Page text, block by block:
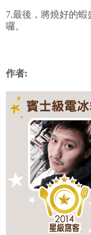
7.最後，將燒好的
囉。
作者: